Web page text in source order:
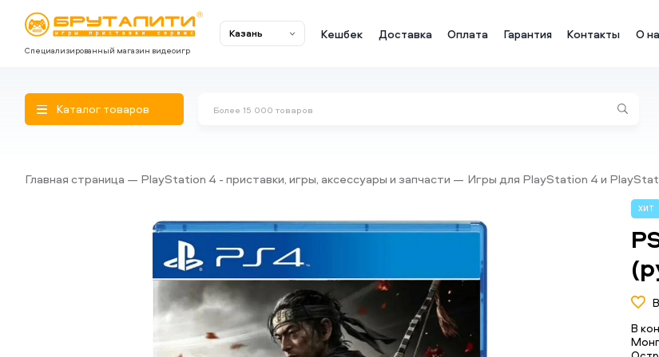
Специализированный магазин видеоигр
Казань Кешбек Доставка Оплата Гарантия Контакты О
Каталог товаров
Главная страница PlayStation 4 - приставки, игры, аксессуары и запчасти Игры для PlayStation 4 и
ХИТ
В